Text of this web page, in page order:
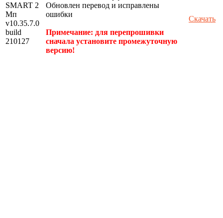
SMART 2
Мп
v10.35.7.0
build
210127
Обновлен перевод и исправлены
ошибки
Примечание: для перепрошивки
сначала установите промежуточную
версию!
Скачать